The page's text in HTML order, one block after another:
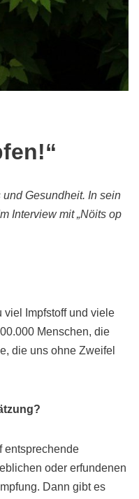
Gesundheit. In sein
Interview mit „Nöits op
Impfstoff und viele
Menschen, die
die uns ohne Zweifel
entsprechende
oder erfundenen
Dann gibt es